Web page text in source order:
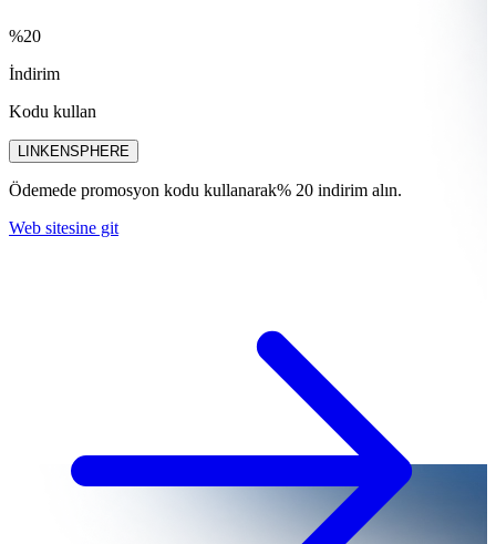
%20
İndirim
Kodu kullan
LINKENSPHERE
Ödemede promosyon kodu kullanarak% 20 indirim alın.
Web sitesine git